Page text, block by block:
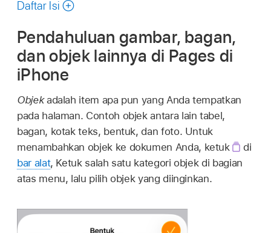
ini
Daftar Isi
Pendahuluan gambar, bagan,
dan objek lainnya di Pages di
iPhone
Objekadalah item apa pun yang Anda tempatkan
pada halaman. Contoh objek antara lain tabel,
bagan, kotak teks, bentuk, dan foto. Untuk
menambahkan objek ke dokumen Anda, ketuk
di
bar alat, Ketuk salah satu kategori objek di bagian
atas menu, lalu pilih objek yang diinginkan.